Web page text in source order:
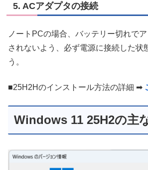
5. ACアダプタの接続
ノートPCの場合、バッテリー切れで
されないよう、必ず電源に接続した状
う。
■25H2Hのインストール方法の詳細 ➡
Windows 11 25H2の主